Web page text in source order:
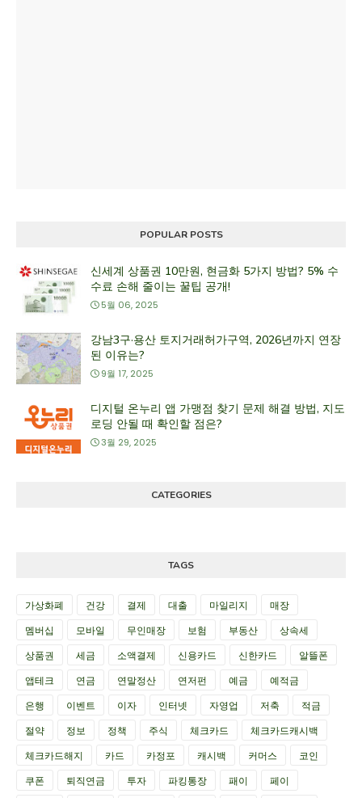
POPULAR POSTS
신세계 상품권 10만원, 현금화 5가지 방법? 5% 수
수료 손해 줄이는 꿀팁 공개!
5월 06, 2025
강남3구·용산 토지거래허가구역, 2026년까지 연장
된 이유는?
9월 17, 2025
디지털 온누리 앱 가맹점 찾기 문제 해결 방법, 지도
로딩 안될 때 확인할 점은?
3월 29, 2025
CATEGORIES
TAGS
가상화폐 건강 결제 대출 마일리지
매장
멤버십
모바일 무인매장 보험 부동산
상속세
상품권
세금 소액결제 신용카드 신한카드
알뜰폰
앱테크
연금 연말정산 연저펀 예금
예적금
은행
이벤트 이자 인터넷 자영업 저축
적금
절약
정보 정책 주식 체크카드
체크카드캐시백
체크카드해지
카드 카정포 캐시백 커머스
코인
쿠폰
퇴직연금 투자 파킹통장 패이
페이